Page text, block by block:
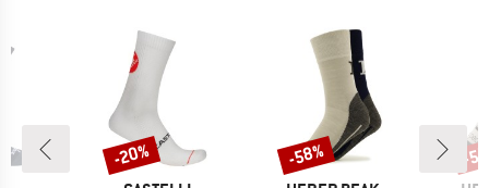
Korting
-20% Korting
-58% -